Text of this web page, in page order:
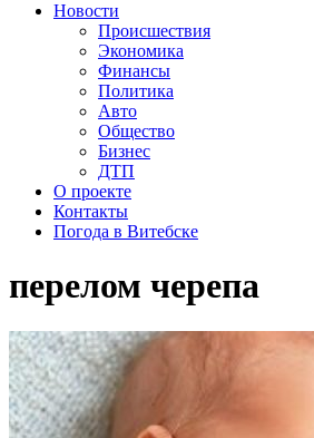
Новости
Происшествия
Экономика
Финансы
Политика
Авто
Общество
Бизнес
ДТП
О проекте
Контакты
Погода в Витебске
перелом черепа